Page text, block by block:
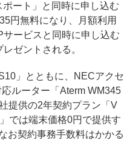
ート」と同時に申し込む
円無料になり、月額利用
ービスと同時に申し込む
ゼントされる。
」とともに、NECアクセ
ルーター「Aterm WM345
提供の2年契約プラン「V
では端末価格0円で提供す
お契約事務手数料はかかる